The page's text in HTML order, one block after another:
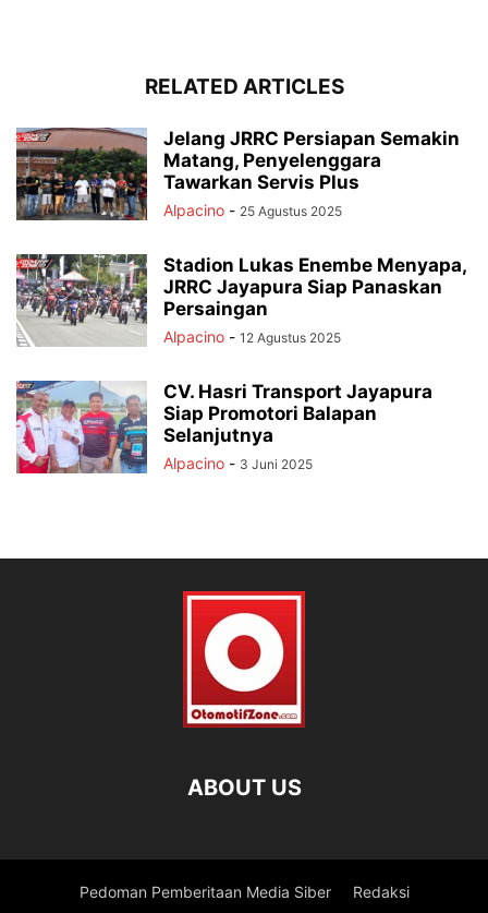
RELATED ARTICLES
Jelang JRRC Persiapan Semakin
Matang, Penyelenggara
Tawarkan Servis Plus
Alpacino - 25 Agustus 2025
Stadion Lukas Enembe Menyapa,
JRRC Jayapura Siap Panaskan
Persaingan
Alpacino - 12 Agustus 2025
CV. Hasri Transport Jayapura
Siap Promotori Balapan
Selanjutnya
Alpacino - 3 Juni 2025
ABOUT US
Pedoman Pemberitaan Media Siber Redaksi